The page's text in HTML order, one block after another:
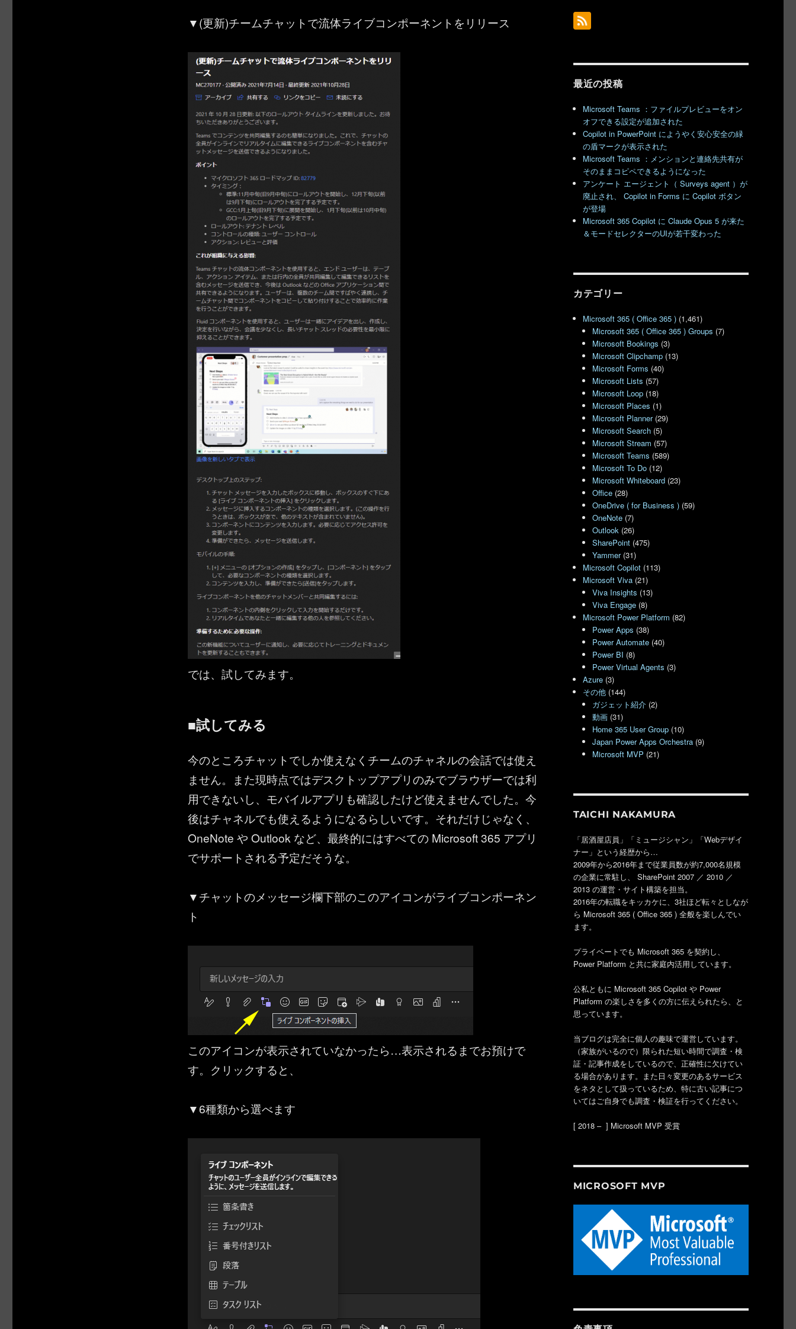
▼(更新)チームチャットで流体ライブコンポーネントをリリース
では、試してみます。
■試してみる
今のところチャットでしか使えなくチームのチャネルの会話では使え
ません。また現時点ではデスクトップアプリのみでブラウザーでは利
用できないし、モバイルアプリも確認したけど使えませんでした。今
後はチャネルでも使えるようになるらしいです。それだけじゃなく、
OneNote や Outlook など、最終的にはすべての Microsoft 365 アプリ
でサポートされる予定だそうな。
▼チャットのメッセージ欄下部のこのアイコンがライブコンポーネン
ト
このアイコンが表示されていなかったら…表示されるまでお預けで
す。クリックすると、
▼6種類から選べます
最近の投稿
Microsoft Teams ：ファイルプレビューをオン
オフできる設定が追加された
Copilot in PowerPoint にようやく安心安全の緑
の盾マークが表示された
Microsoft Teams ：メンションと連絡先共有が
そのままコピペできるようになった
アンケート エージェント（ Surveys agent ）が
廃止され、 Copilot in Forms に Copilot ボタン
が登場
Microsoft 365 Copilot に Claude Opus 5 が来た
＆モードセレクターのUIが若干変わった
カテゴリー
Microsoft 365 ( Office 365 ) (1,461)
Microsoft 365 ( Office 365 ) Groups (7)
Microsoft Bookings (3)
Microsoft Clipchamp (13)
Microsoft Forms (40)
Microsoft Lists (57)
Microsoft Loop (18)
Microsoft Places (1)
Microsoft Planner(29)
Microsoft Search (5)
Microsoft Stream (57)
Microsoft Teams (589)
Microsoft To Do (12)
Microsoft Whiteboard (23)
Office (28)
OneDrive ( for Business ) (59)
OneNote (7)
Outlook (26)
SharePoint (475)
Yammer(31)
Microsoft Copilot (113)
Microsoft Viva (21)
Viva Insights (13)
Viva Engage (8)
Microsoft Power Platform (82)
Power Apps (38)
Power Automate (40)
Power BI (8)
Power Virtual Agents (3)
Azure (3)
その他 (144)
ガジェット紹介 (2)
動画 (31)
Home 365 User Group (10)
Japan Power Apps Orchestra (9)
Microsoft MVP (21)
TAICHI NAKAMURA
「居酒屋店員」「ミュージシャン」「Webデザイ
ナー」という経歴から…
2009年から2016年まで従業員数が約7,000名規模
の企業に常駐し、 SharePoint 2007 ／ 2010 ／
2013 の運営・サイト構築を担当。
2016年の転職をキッカケに、3社ほど転々としなが
ら Microsoft 365 ( Office 365 ) 全般を楽しんでい
ます。
プライベートでも Microsoft 365 を契約し、
Power Platform と共に家庭内活用しています。
公私ともに Microsoft 365 Copilot や Power
Platform の楽しさを多くの方に伝えられたら、と
思っています。
当ブログは完全に個人の趣味で運営しています。
（家族がいるので）限られた短い時間で調査・検
証・記事作成をしているので、正確性に欠けてい
る場合があります。また日々変更のあるサービス
をネタとして扱っているため、特に古い記事につ
いてはご自身でも調査・検証を行ってください。
[ 2018 – ] Microsoft MVP 受賞
MICROSOFT MVP